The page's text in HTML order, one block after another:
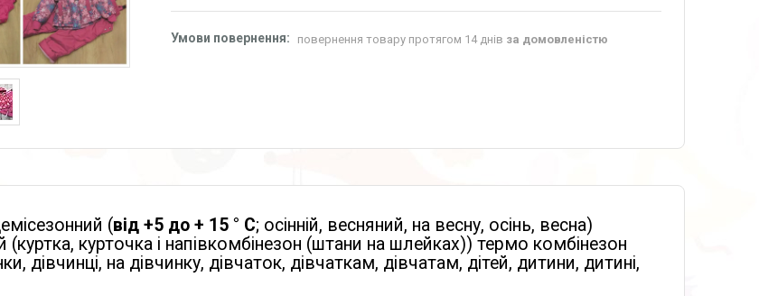
повернення товару протягом 14 днів за домовленістю
(від +5 до + 15 ° С; осінній, весняний, на весну, осінь, весна)
(куртка, курточка і напівкомбінезон (штани на шлейках)) термо комбінезон
дівчинці, на дівчинку, дівчаток, дівчаткам, дівчатам, дітей, дитини, дитині,